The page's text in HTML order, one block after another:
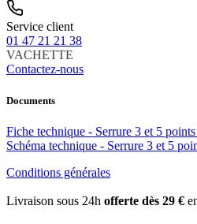
Service client
01 47 21 21 38
VACHETTE
Contactez-nous
Documents
Fiche technique - Serrure 3 et 5
Schéma technique - Serrure 3 et 5
Conditions générales
Livraison sous 24h offerte dès 29 €